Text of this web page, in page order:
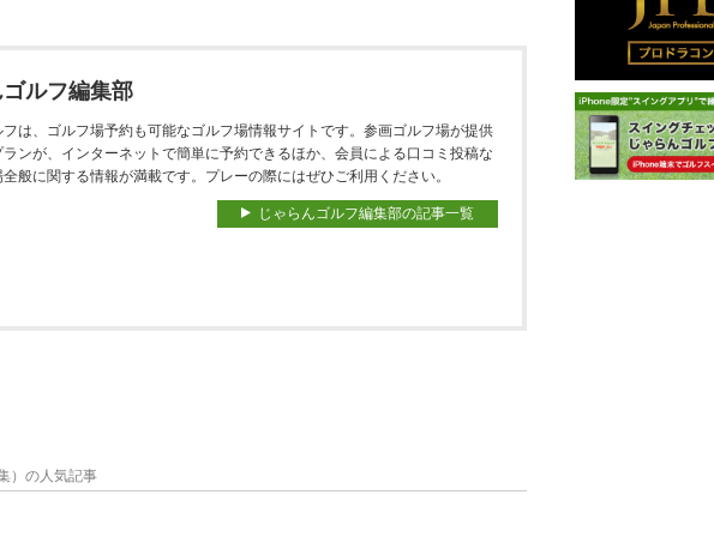
ルフ編集部
は、ゴルフ場予約も可能なゴルフ場情報サイトです。参画ゴルフ場が提供
ンが、インターネットで簡単に予約できるほか、会員による口コミ投稿な
般に関する情報が満載です。プレーの際にはぜひご利用ください。
じゃらんゴルフ編集部の記事一覧
）の人気記事